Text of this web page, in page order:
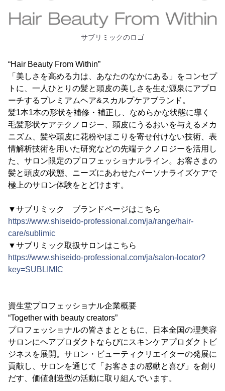
サブリミックのロゴ
“Hair Beauty From Within”
「美しさを高める力は、あなたのなかにある」をコンセプ
トに、一人ひとりの髪と頭皮の美しさを生む源泉にアプロ
ーチするプレミアムヘア&スカルプケアブランド。
髪1本1本の形状を補修・補正し、なめらかな状態に導く
毛髪形状ケアテクノロジー、頭皮にうるおいを与えるメカ
ニズム、髪や頭皮に花粉やほこりを寄せ付けない技術、表
情解析技術を用いた研究などの先端テクノロジーを活用し
た、サロン限定のプロフェッショナルライン。お客さまの
髪と頭皮の状態、ニーズにあわせたパーソナライズケアで
極上のサロン体験をとどけます。
▼サブリミック ブランドページはこちら
https://www.shiseido-professional.com/ja/range/hair-
care/sublimic
▼サブリミック取扱サロンはこちら
https://www.shiseido-professional.com/ja/salon-locator?
key=SUBLIMIC
資生堂プロフェッショナル企業概要
“Together with beauty creators”
プロフェッショナルの皆さまとともに、日本全国の理美容
サロンにヘアプロダクトならびにスキンケアプロダクトビ
ジネスを展開。サロン・ビューティクリエイターの発展に
貢献し、サロンを通じて「お客さまの感動と喜び」を創り
だす、価値創造型の活動に取り組んでいます。